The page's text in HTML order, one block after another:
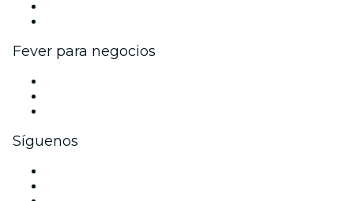
Fever para negocios
Síguenos